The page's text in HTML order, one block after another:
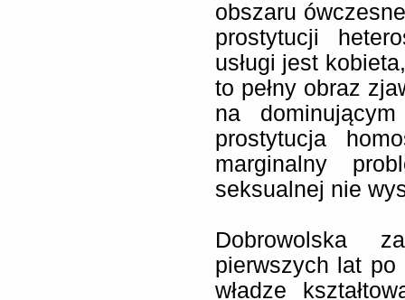
obszaru
prostytucji
usługi jest
to pełny obraz
na
prostytucja
marginalny
seksualnej nie
Dobrowolska
pierwszych lat
władze